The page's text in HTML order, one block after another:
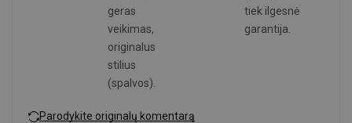
geras
veikimas,
originalus
stilius
(spalvos).
tiek ilgesnė
garantija.
Parodykite originalų komentarą